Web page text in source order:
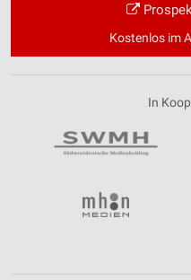
Kostenlos im
In